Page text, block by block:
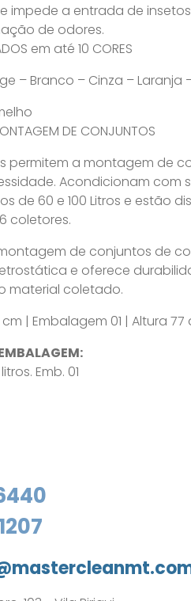
impede a entrada de
de odores.
em até 10 CORES
– Branco – Cinza – Laranja
DE CONJUNTOS
permitem a montagem de
Acondicionam com
de 60 e 100 Litros e estão
coletores.
de conjuntos de
e oferece
material coletado.
| Embalagem 01 | Altura 77
Emb. 01